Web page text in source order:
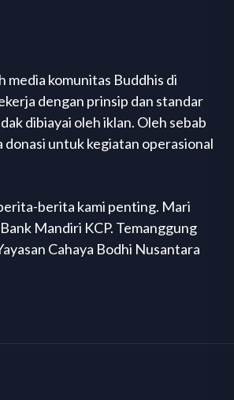
media komunitas Buddhis di
dengan prinsip dan standar
dibiayai oleh iklan. Oleh sebab
donasi untuk kegiatan operasional
berita kami penting. Mari
Mandiri KCP. Temanggung
Cahaya Bodhi Nusantara